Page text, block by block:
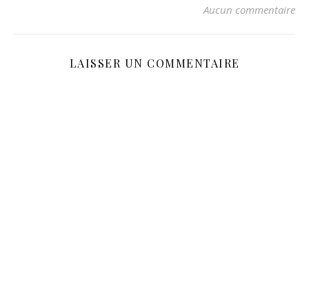
Aucun commentaire
LAISSER UN COMMENTAIRE